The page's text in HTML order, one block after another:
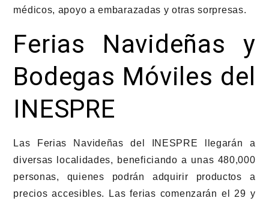
médicos, apoyo a embarazadas y otras sorpresas.
Ferias Navideñas y
Bodegas Móviles del
INESPRE
Las Ferias Navideñas del INESPRE llegarán a
diversas localidades, beneficiando a unas 480,000
personas, quienes podrán adquirir productos a
precios accesibles. Las ferias comenzarán el 29 y